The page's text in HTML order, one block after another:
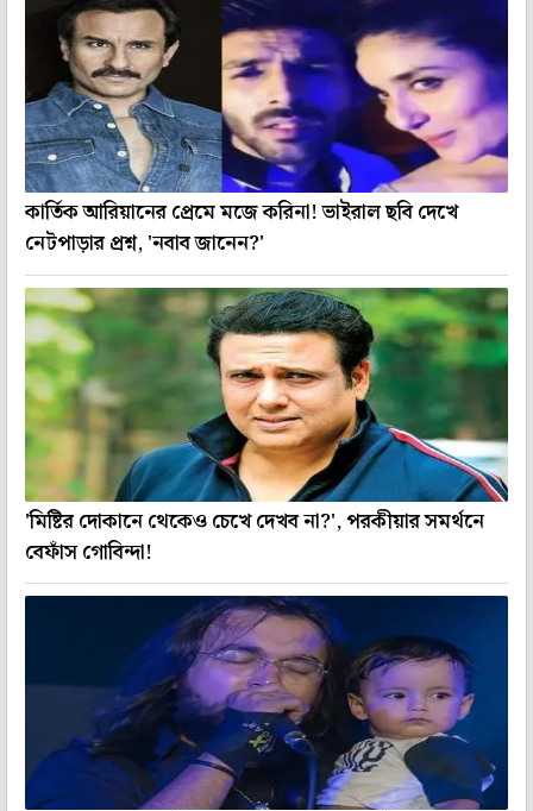
কার্তিক আরিয়ানের প্রেমে মজে করিনা! ভাইরাল ছবি দেখে
নেটপাড়ার প্রশ্ন, 'নবাব জানেন?'
'মিষ্টির দোকানে থেকেও চেখে দেখব না?', পরকীয়ার সমর্থনে
বেফাঁস গোবিন্দা!